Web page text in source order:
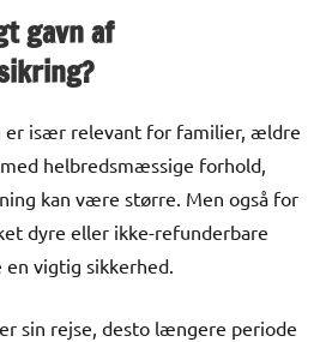
gavn af
er især relevant for familier, ældre
helbredsmæssige forhold,
kan være større. Men også for
dyre eller ikke-refunderbare
vigtig sikkerhed.
sin rejse, desto længere periode